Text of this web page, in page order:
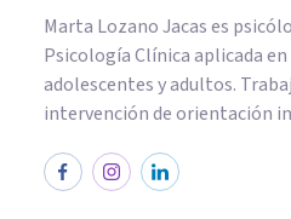
Marta Lozano Jacas es
Psicología Clínica aplicada
adolescentes y adultos.
intervención de orientación